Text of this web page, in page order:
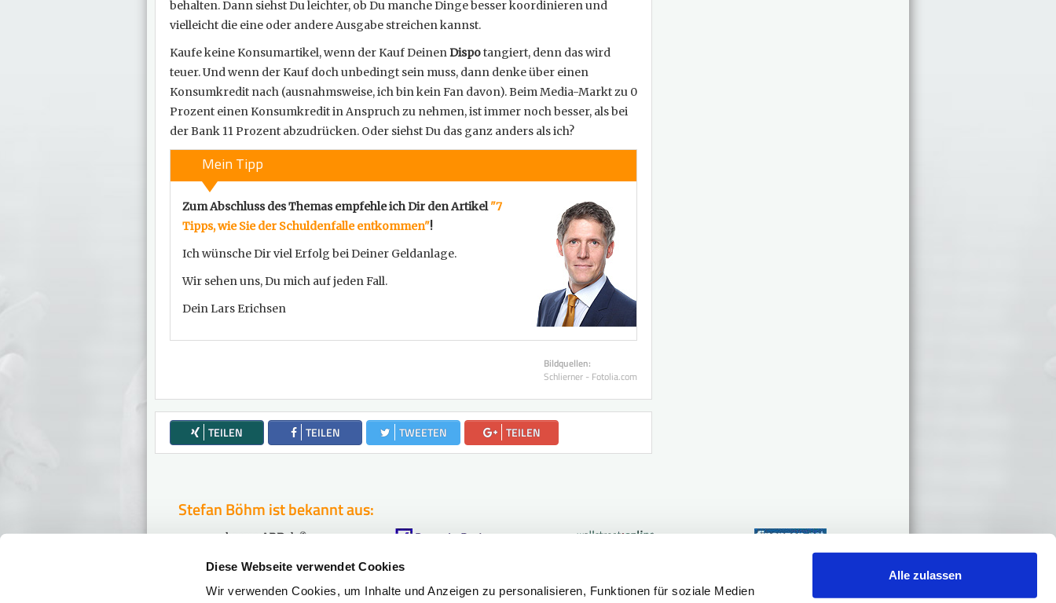
Diese Webseite verwendet Cookies
Wir verwenden Cookies, um Inhalte und Anzeigen zu personalisieren, Funktionen für soziale Medien
Alle zulassen
behalten. Dann siehst Du leichter, ob Du manche Dinge besser koordinieren und
vielleicht die eine oder andere Ausgabe streichen kannst.
Kaufe keine Konsumartikel, wenn der Kauf DeinenDispotangiert, denn das wird
teuer. Und wenn der Kauf doch unbedingt sein muss, dann denke über einen
Konsumkredit nach (ausnahmsweise, ich bin kein Fan davon). Beim Media-Markt zu 0
Prozent einen Konsumkredit in Anspruch zu nehmen, ist immer noch besser, als bei
der Bank 11 Prozent abzudrücken. Oder siehst Du das ganz anders als ich?
Mein Tipp
Zum Abschluss des Themas empfehle ich Dir den Artikel"7
Tipps, wie Sie der Schuldenfalle entkommen"!
Ich wünsche Dir viel Erfolg bei Deiner Geldanlage.
Wir sehen uns, Du mich auf jeden Fall.
Dein Lars Erichsen
Bildquellen:
Schlierner - Fotolia.com
TEILEN TEILEN TWEETEN TEILEN
Stefan Böhm ist bekannt aus:
Ist Ihr Geld in Gefahr?